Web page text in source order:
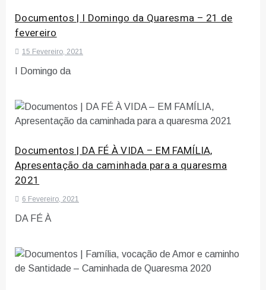
Documentos | I Domingo da Quaresma – 21 de
fevereiro
15 Fevereiro, 2021
I Domingo da
Documentos | DA FÉ À VIDA – EM FAMÍLIA,
Apresentação da caminhada para a quaresma
2021
6 Fevereiro, 2021
DA FÉ À